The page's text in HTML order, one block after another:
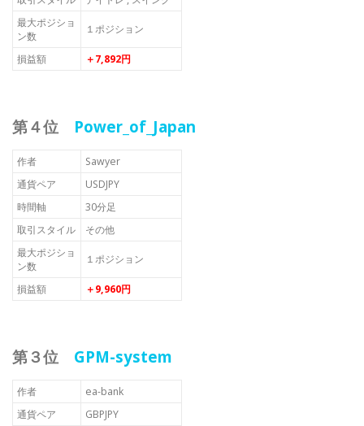
最大ポジショ
ン数
１ポジション
損益額 ＋7,892円
第４位 Power_of_Japan
作者
Sawyer
通貨ペア
USDJPY
時間軸
30分足
取引スタイル
その他
最大ポジショ
ン数
１ポジション
損益額 ＋9,960円
第３位 GPM-system
作者
ea-bank
通貨ペア
GBPJPY